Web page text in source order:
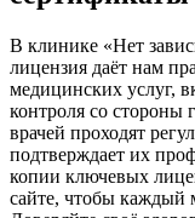
В клинике «Нет
лицензия даёт нам
медицинских услуг,
контроля со стороны
врачей проходят
подтверждает их
копии ключевых
сайте, чтобы каждый